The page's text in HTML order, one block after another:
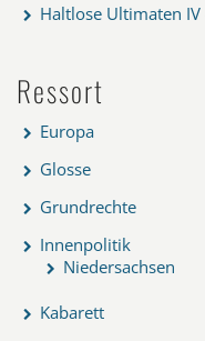
Haltlose Ultimaten IV
Ressort
Europa
Glosse
Grundrechte
Innenpolitik
Niedersachsen
Kabarett